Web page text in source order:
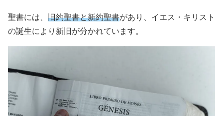
聖書には、 旧約聖書と新約聖書があり、イエス・キリスト
の誕生により新旧が分かれています。